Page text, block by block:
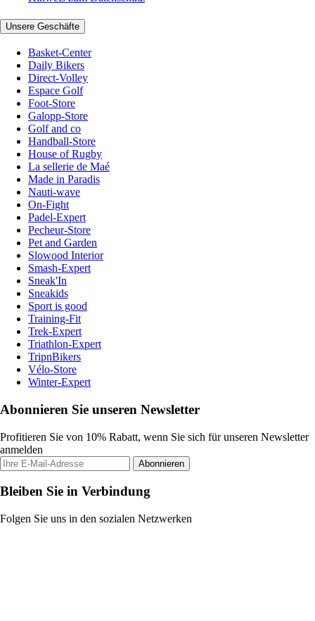
Unsere Geschäfte
Basket-Center
Daily Bikers
Direct-Volley
Espace Golf
Foot-Store
Galopp-Store
Golf and co
Handball-Store
House of Rugby
La sellerie de Maé
Made in Paradis
Nauti-wave
On-Fight
Padel-Expert
Pecheur-Store
Pet and Garden
Slowood Interior
Smash-Expert
Sneak'In
Sneakids
Sport is good
Training-Fit
Trek-Expert
Triathlon-Expert
TripnBikers
Vélo-Store
Winter-Expert
Abonnieren Sie unseren Newsletter
Profitieren Sie von 10% Rabatt, wenn Sie sich für unseren Newsletter
anmelden
Abonnieren
Bleiben Sie in Verbindung
Folgen Sie uns in den sozialen Netzwerken